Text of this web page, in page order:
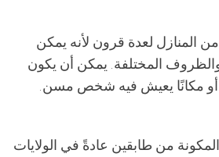
المنازل لعدة قرون لأنه يمكن
والظروف المختلفة. يمكن أن يكون
أو مكانًا يعيش فيه شخص مسن.
من طابقين عادةً في الولايات